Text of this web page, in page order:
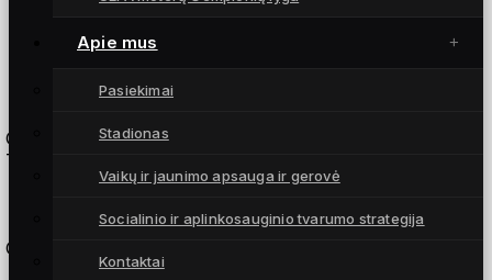
Apie mus
Pasiekimai
Stadionas
Vaikų ir jaunimo apsauga ir gerovė
Socialinio ir aplinkosauginio tvarumo strategija
Kontaktai
Atsarginės žaidėjos